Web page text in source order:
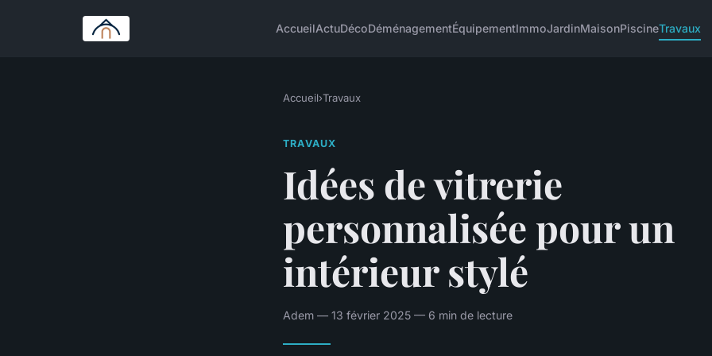
AccueilActuDécoDéménagementÉquipementImmoJardinMaisonPiscineTravaux
Accueil›Travaux
TRAVAUX
Idées de vitrerie
personnalisée pour un
intérieur stylé
Adem — 13 février 2025 — 6 min de lecture